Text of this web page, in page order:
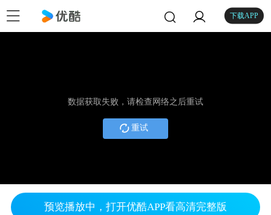
下载APP
数据获取失败，请检查网络之后重试
重试
预览播放中，打开优酷APP看高清完整版